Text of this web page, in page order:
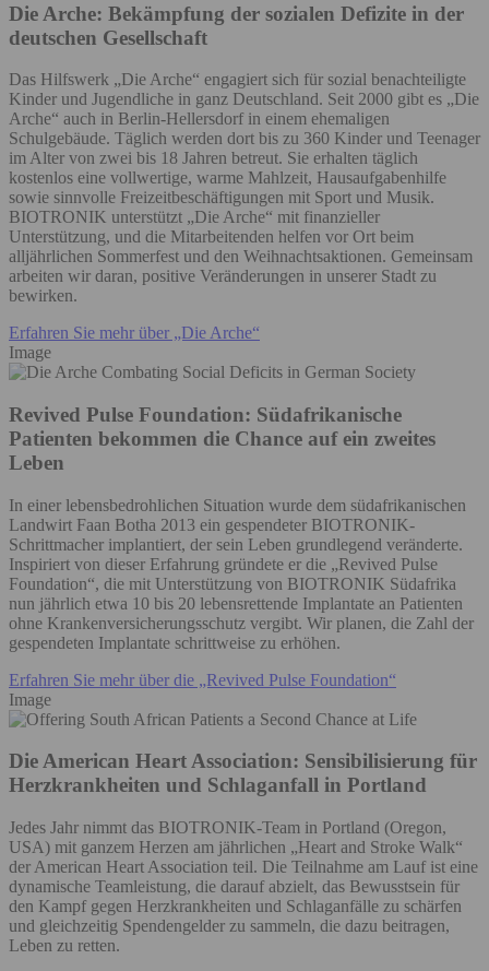
Die Arche: Bekämpfung der sozialen Defizite in der
deutschen Gesellschaft
Das Hilfswerk „Die Arche“ engagiert sich für sozial benachteiligte
Kinder und Jugendliche in ganz Deutschland. Seit 2000 gibt es „Die
Arche“ auch in Berlin-Hellersdorf in einem ehemaligen
Schulgebäude. Täglich werden dort bis zu 360 Kinder und Teenager
im Alter von zwei bis 18 Jahren betreut. Sie erhalten täglich
kostenlos eine vollwertige, warme Mahlzeit, Hausaufgabenhilfe
sowie sinnvolle Freizeitbeschäftigungen mit Sport und Musik.
BIOTRONIK unterstützt „Die Arche“ mit finanzieller
Unterstützung, und die Mitarbeitenden helfen vor Ort beim
alljährlichen Sommerfest und den Weihnachtsaktionen. Gemeinsam
arbeiten wir daran, positive Veränderungen in unserer Stadt zu
bewirken.
Erfahren Sie mehr über „Die Arche“
Image
Revived Pulse Foundation: Südafrikanische
Patienten bekommen die Chance auf ein zweites
Leben
In einer lebensbedrohlichen Situation wurde dem südafrikanischen
Landwirt Faan Botha 2013 ein gespendeter BIOTRONIK-
Schrittmacher implantiert, der sein Leben grundlegend veränderte.
Inspiriert von dieser Erfahrung gründete er die „Revived Pulse
Foundation“, die mit Unterstützung von BIOTRONIK Südafrika
nun jährlich etwa 10 bis 20 lebensrettende Implantate an Patienten
ohne Krankenversicherungsschutz vergibt. Wir planen, die Zahl der
gespendeten Implantate schrittweise zu erhöhen.
Erfahren Sie mehr über die „Revived Pulse Foundation“
Image
Die American Heart Association: Sensibilisierung für
Herzkrankheiten und Schlaganfall in Portland
Jedes Jahr nimmt das BIOTRONIK-Team in Portland (Oregon,
USA) mit ganzem Herzen am jährlichen „Heart and Stroke Walk“
der American Heart Association teil. Die Teilnahme am Lauf ist eine
dynamische Teamleistung, die darauf abzielt, das Bewusstsein für
den Kampf gegen Herzkrankheiten und Schlaganfälle zu schärfen
und gleichzeitig Spendengelder zu sammeln, die dazu beitragen,
Leben zu retten.